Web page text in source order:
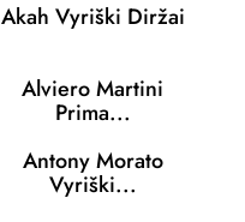
Akah Vyriški Diržai
Alviero Martini
Prima...
Antony Morato
Vyriški...